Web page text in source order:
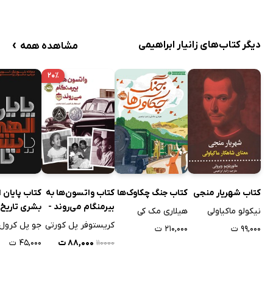
دیگر کتاب‌های زانیار ابراهیمی مشاهده همه ›
کتاب شهریار منجی
نیکولو ماکیاولی
۹۹,۰۰۰ ت
کتاب جنگ چکاوک‌ها
هیلاری مک کی
۲۱۰,۰۰۰ ت
۲۰٪
کتاب واتسون‌ها به
بیرمنگام می‌روند -
1963
کریستوفر پل کورتی
۱۱۰۰۰۰ ۸۸,۰۰۰ ت
کتاب پایان
بشری تاریخ
جو پل
۴۵,۰۰۰ ت